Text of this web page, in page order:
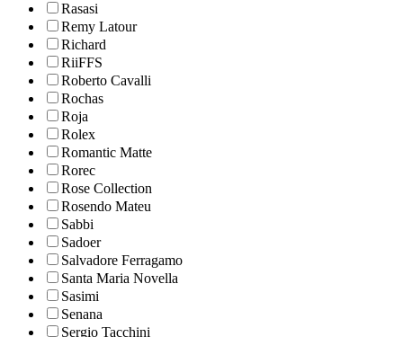
Rasasi
Remy Latour
Richard
RiiFFS
Roberto Cavalli
Rochas
Roja
Rolex
Romantic Matte
Rorec
Rose Collection
Rosendo Mateu
Sabbi
Sadoer
Salvadore Ferragamo
Santa Maria Novella
Sasimi
Senana
Sergio Tacchini